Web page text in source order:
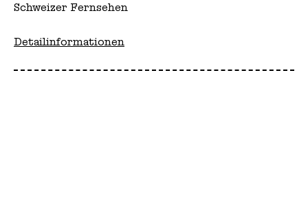
Schweizer Fernsehen
Detailinformationen